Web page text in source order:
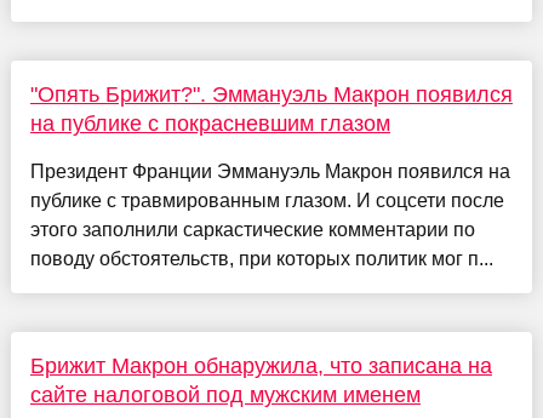
"Опять Брижит?". Эммануэль Макрон появился
на публике с покрасневшим глазом
Президент Франции Эммануэль Макрон появился на
публике с травмированным глазом. И соцсети после
этого заполнили саркастические комментарии по
поводу обстоятельств, при которых политик мог п...
Брижит Макрон обнаружила, что записана на
сайте налоговой под мужским именем